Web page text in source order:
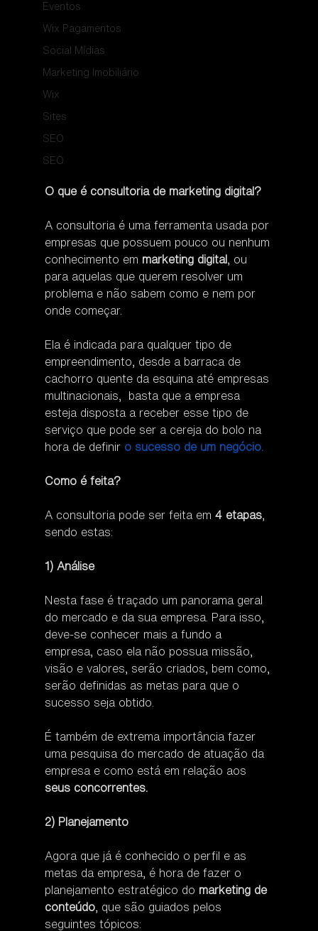
Eventos
Wix Pagamentos
Social Mídias
Marketing Imobiliário
Wix
Sites
SEO
SEO
O que é consultoria de marketing digital?
A consultoria é uma ferramenta usada por
empresas que possuem pouco ou nenhum
conhecimento em marketing digital, ou
para aquelas que querem resolver um
problema e não sabem como e nem por
onde começar.
Ela é indicada para qualquer tipo de
empreendimento, desde a barraca de
cachorro quente da esquina até empresas
multinacionais,  basta que a empresa
esteja disposta a receber esse tipo de
serviço que pode ser a cereja do bolo na
hora de definir o sucesso de um negócio.
Como é feita?
A consultoria pode ser feita em 4 etapas,
sendo estas:
1) Análise
Nesta fase é traçado um panorama geral
do mercado e da sua empresa. Para isso,
deve-se conhecer mais a fundo a
empresa, caso ela não possua missão,
visão e valores, serão criados, bem como,
serão definidas as metas para que o
sucesso seja obtido.
É também de extrema importância fazer
uma pesquisa do mercado de atuação da
empresa e como está em relação aos
seus concorrentes.
2) Planejamento
Agora que já é conhecido o perfil e as
metas da empresa, é hora de fazer o
planejamento estratégico do marketing de
conteúdo, que são guiados pelos
seguintes tópicos: